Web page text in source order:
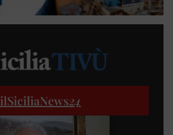
ilSiciliaNews24